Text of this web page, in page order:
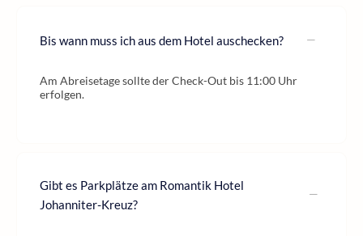
Bis wann muss ich aus dem Hotel auschecken?
Am Abreisetage sollte der Check-Out bis 11:00 Uhr
erfolgen.
Gibt es Parkplätze am Romantik Hotel
Johanniter-Kreuz?